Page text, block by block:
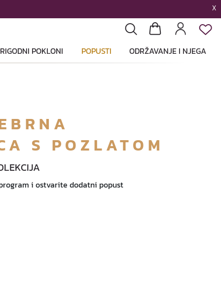
X
POKLONI POPUSTI ODRŽAVANJE I NJEGA
S POZLATOM
i ostvarite dodatni popust